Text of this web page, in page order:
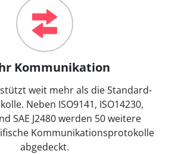
Kommunikation
weit mehr als die Standard-
Neben ISO9141, ISO14230,
SAE J2480 werden 50 weitere
Kommunikationsprotokolle
abgedeckt.